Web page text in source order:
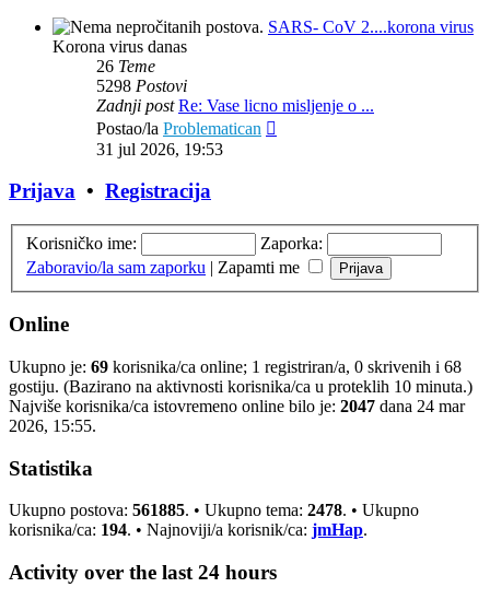
SARS- CoV 2....korona virus
Korona virus danas
26 Teme
5298 Postovi
Zadnji post Re: Vase licno misljenje o ...
Postao/la Problematican
31 jul 2026, 19:53
Prijava • Registracija
Korisničko ime:
Zaporka:
Zaboravio/la sam zaporku | Zapamti me
Online
Ukupno je: 69 korisnika/ca online; 1 registriran/a, 0 skrivenih i 68
gostiju. (Bazirano na aktivnosti korisnika/ca u proteklih 10 minuta.)
Najviše korisnika/ca istovremeno online bilo je: 2047 dana 24 mar
2026, 15:55.
Statistika
Ukupno postova: 561885. • Ukupno tema: 2478. • Ukupno
korisnika/ca: 194. • Najnoviji/a korisnik/ca: jmHap.
Activity over the last 24 hours